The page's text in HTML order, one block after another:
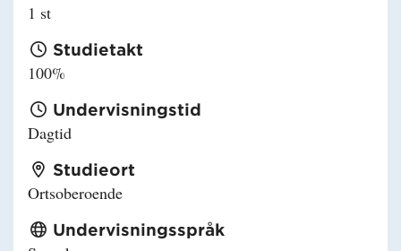
1 st
Studietakt
100%
Undervisningstid
Dagtid
Studieort
Ortsoberoende
Undervisningsspråk